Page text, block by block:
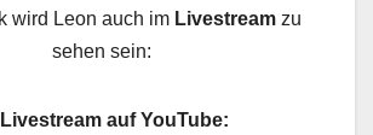
wird Leon auch im Livestream zu
sehen sein:
auf YouTube: